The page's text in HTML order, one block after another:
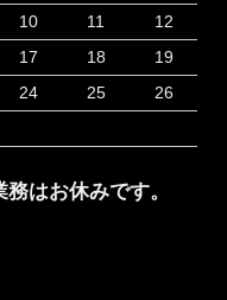
10 11
12
17 18
19
24 25
26
はお休みです。